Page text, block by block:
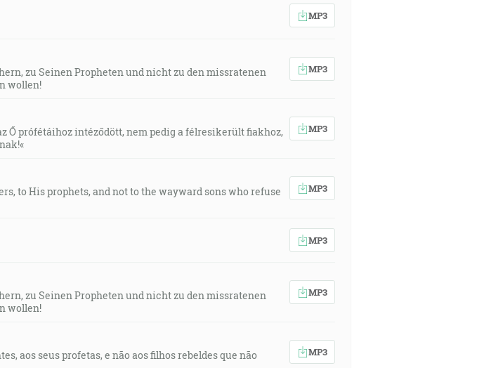
MP3
zu Seinen Propheten und nicht zu den missratenen
wollen!
MP3
Ő prófétáihoz intéződött, nem pedig a félresikerült fiakhoz,
MP3
to His prophets, and not to the wayward sons who refuse
MP3
MP3
zu Seinen Propheten und nicht zu den missratenen
wollen!
MP3
aos seus profetas, e não aos filhos rebeldes que não
MP3